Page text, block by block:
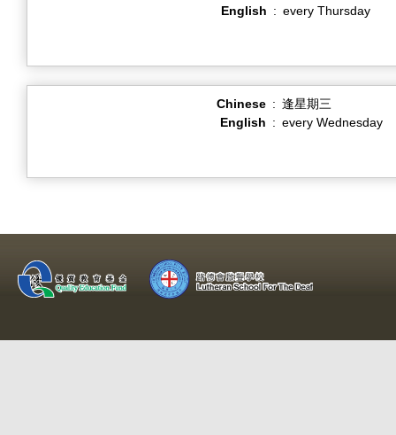
English : every Thursday
Chinese : 逢星期三
English : every Wednesday